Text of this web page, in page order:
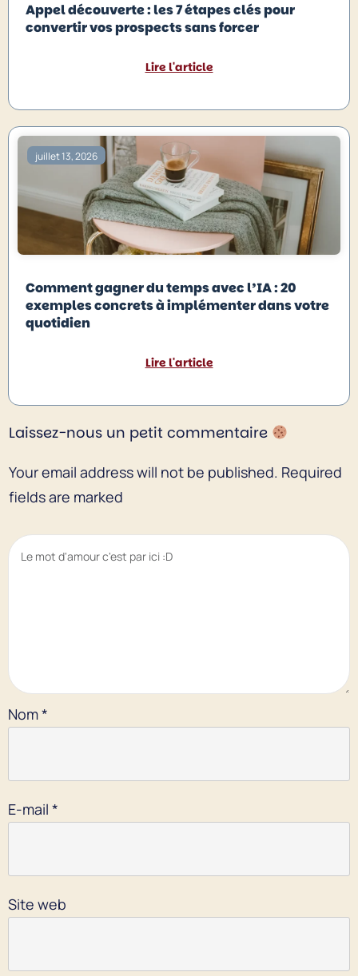
Appel découverte : les 7 étapes clés pour
convertir vos prospects sans forcer
Lire l'article
juillet 13, 2026
Comment gagner du temps avec l’IA : 20
exemples concrets à implémenter dans votre
quotidien
Lire l'article
Laissez-nous un petit commentaire
Your email address will not be published. Required
fields are marked
Nom*
E-mail *
Site web